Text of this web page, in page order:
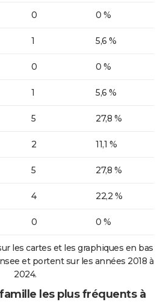
0 0 %
1 5,6 %
0 0 %
1 5,6 %
5 27,8 %
2 11,1 %
5 27,8 %
4 22,2 %
0 0 %
les cartes et les graphiques en bas
et portent sur les années 2018 à
2024.
les plus fréquents à